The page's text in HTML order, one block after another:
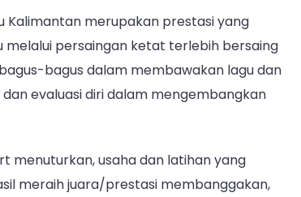
Kalimantan merupakan prestasi yang
persaingan ketat terlebih bersaing
bagus dalam membawakan lagu dan
evaluasi diri dalam mengembangkan
menuturkan, usaha dan latihan yang
meraih juara/prestasi membanggakan,